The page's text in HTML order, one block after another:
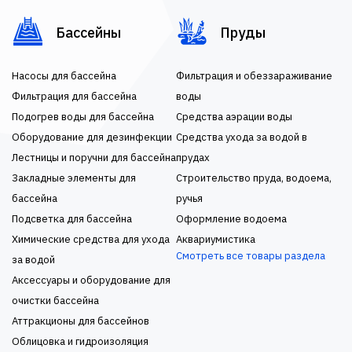
Бассейны
Насосы для бассейна
Фильтрация для бассейна
Подогрев воды для бассейна
Оборудование для дезинфекции
Лестницы и поручни для бассейна
Закладные элементы для
бассейна
Подсветка для бассейна
Химические средства для ухода
за водой
Аксессуары и оборудование для
очистки бассейна
Аттракционы для бассейнов
Облицовка и гидроизоляция
Пруды
Фильтрация и обеззараживание
воды
Средства аэрации воды
Средства ухода за водой в
прудах
Строительство пруда, водоема,
ручья
Оформление водоема
Аквариумистика
Смотреть все товары раздела